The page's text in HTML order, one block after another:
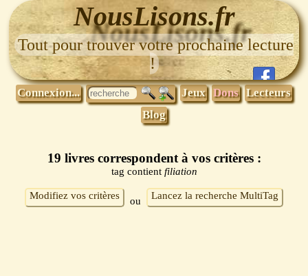
NousLisons.fr
Tout pour trouver votre prochaine lecture
!
Connexion... Jeux Dons Lecteurs
Blog
19 livres correspondent à vos critères :
tag contient filiation
Modifiez vos critères ou Lancez la recherche MultiTag